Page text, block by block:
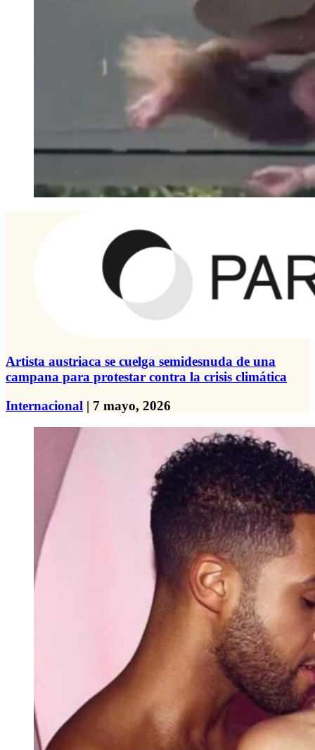
Artista austriaca se cuelga semidesnuda de una
campana para protestar contra la crisis climática
Internacional | 7 mayo, 2026